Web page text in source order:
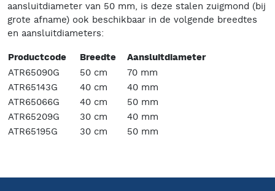
aansluitdiameter van 50 mm, is deze stalen zuigmond (bij
grote afname) ook beschikbaar in de volgende breedtes
en aansluitdiameters:
Productcode Breedte Aansluitdiameter
ATR65090G 50 cm
70 mm
ATR65143G
40 cm
40 mm
ATR65066G
40 cm
50 mm
ATR65209G
30 cm
40 mm
ATR65195G
30 cm 50 mm